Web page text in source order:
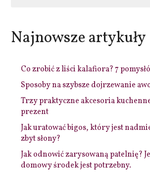
Najnowsze artykuły
Co zrobić z liści kalafiora? 7
Sposoby na szybsze dojrzewanie
Trzy praktyczne akcesoria
prezent
Jak uratować bigos, który jest
zbyt słony?
Jak odnowić zarysowaną patelnię?
domowy środek jest potrzebny.